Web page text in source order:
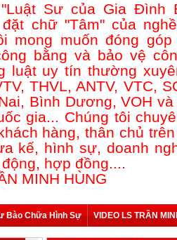
Sư của Gia Đình
chữ "Tâm" của
mong muốn đóng góp
bằng và bảo vệ
luật uy tín thường
THVL, ANTV, VTC,
Bình Dương, VOH và
gia... Chúng tôi
hàng, thân chủ
kế, hình sự, doanh
hợp đồng....
MINH HÙNG
Bào Chữa Hình Sự VIDEO LS TRẦN